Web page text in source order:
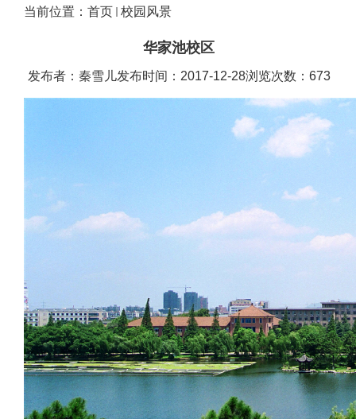
当前位置： 首页 校园风景
华家池校区
发布者：秦雪儿发布时间：2017-12-28浏览次数： 673